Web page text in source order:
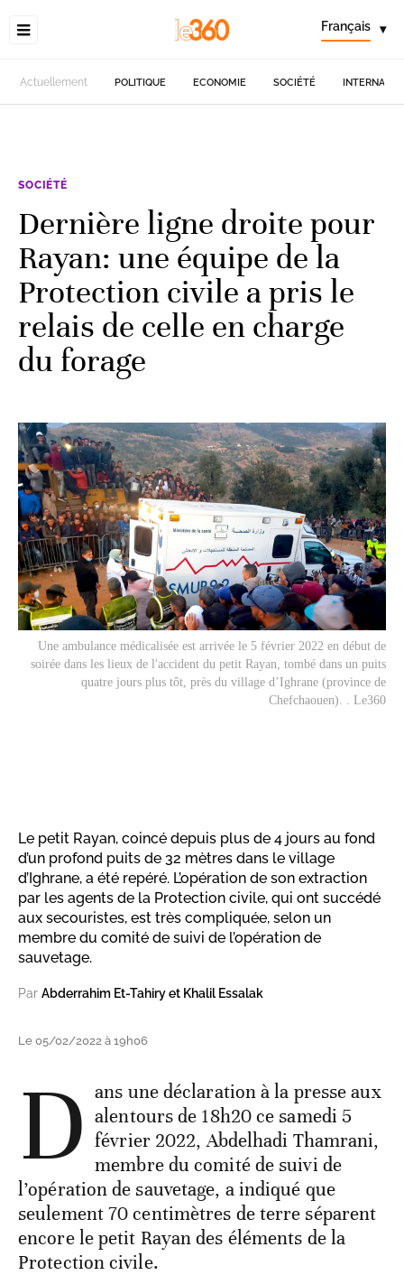
Français ▾
Actuellement POLITIQUE ECONOMIE SOCIÉTÉ
SOCIÉTÉ
Dernière ligne droite pour
Rayan: une équipe de la
Protection civile a pris le
relais de celle en charge
du forage
Une ambulance médicalisée est arrivée le 5 février 2022 en début de
soirée dans les lieux de l'accident du petit Rayan, tombé dans un puits
quatre jours plus tôt, près du village d’Ighrane (province de
Chefchaouen). . Le360
Le petit Rayan, coincé depuis plus de 4 jours au fond
d’un profond puits de 32 mètres dans le village
d’Ighrane, a été repéré. L’opération de son extraction
par les agents de la Protection civile, qui ont succédé
aux secouristes, est très compliquée, selon un
membre du comité de suivi de l’opération de
sauvetage.
Par Abderrahim Et-Tahiry et Khalil Essalak
Le 05/02/2022 à 19h06
D ans une déclaration à la presse aux
alentours de 18h20 ce samedi 5
février 2022, Abdelhadi Thamrani,
membre du comité de suivi de
l’opération de sauvetage, a indiqué que
seulement 70 centimètres de terre séparent
encore le petit Rayan des éléments de la
Protection civile.